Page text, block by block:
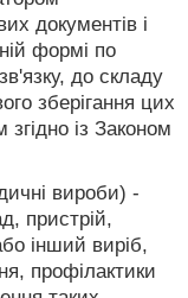
документів і
формі по
до складу
зберігання цих
із Законом
вироби) -
пристрій,
інший виріб,
профілактики